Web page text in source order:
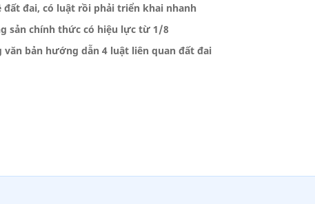
đất đai, có luật rồi phải triển khai nhanh
sản chính thức có hiệu lực từ 1/8
bản hướng dẫn 4 luật liên quan đất đai